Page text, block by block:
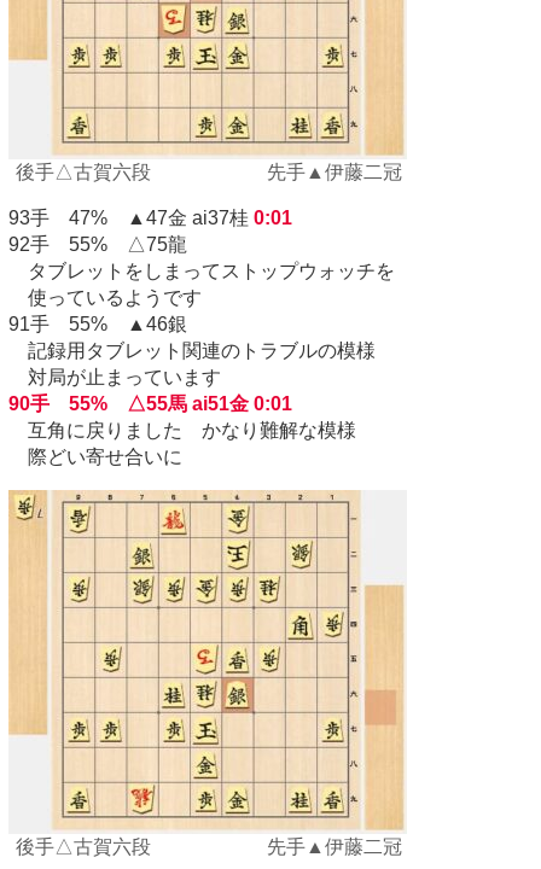
後手△古賀六段 先手▲伊藤二冠
93手 47% ▲47金 ai37桂 0:01
92手 55% △75龍
タブレットをしまってストップウォッチを
使っているようです
91手 55% ▲46銀
記録用タブレット関連のトラブルの模様
対局が止まっています
90手 55% △55馬 ai51金 0:01
互角に戻りました かなり難解な模様
際どい寄せ合いに
後手△古賀六段 先手▲伊藤二冠